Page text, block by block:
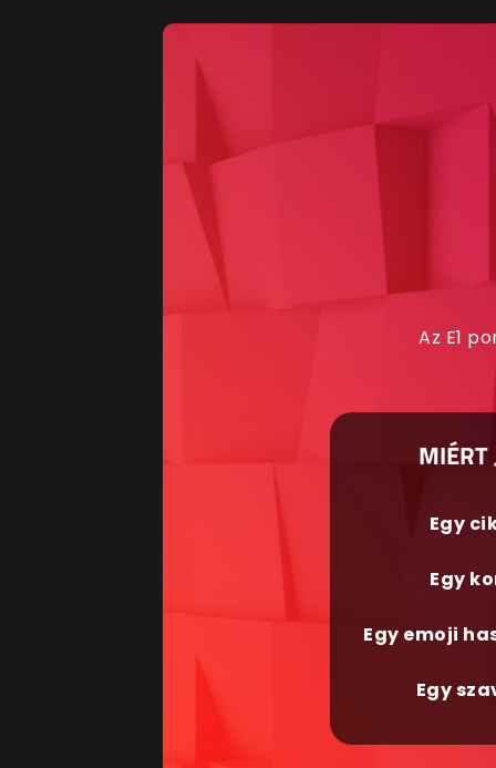
Az E1
MIÉRT
Egy
Egy
Egy emoji
Egy